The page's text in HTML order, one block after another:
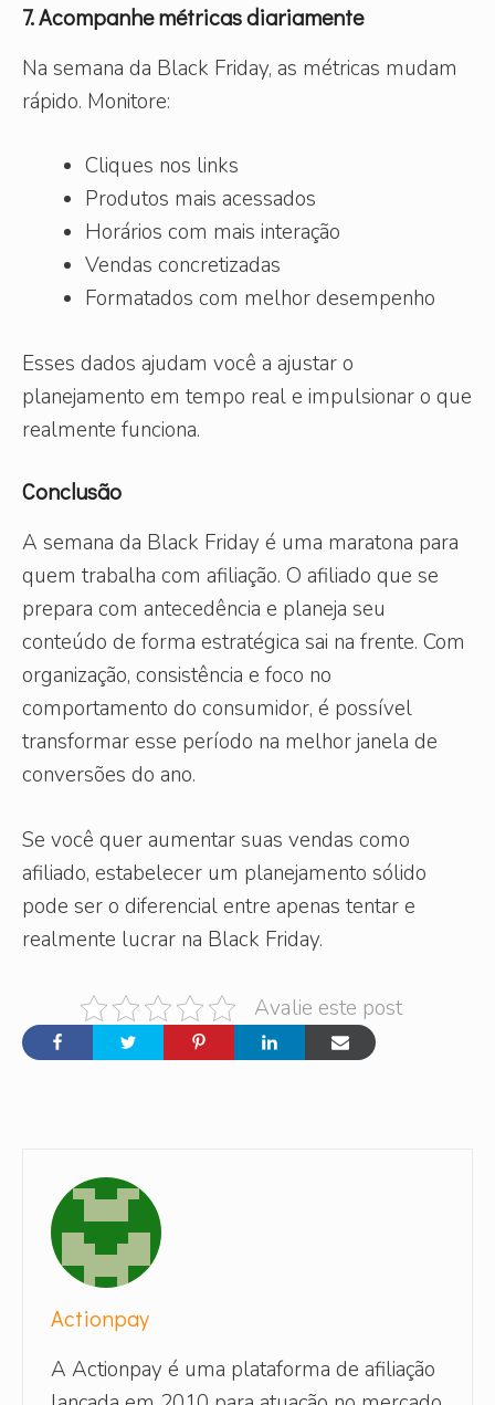
7. Acompanhe métricas diariamente
Na semana da Black Friday, as métricas mudam
rápido. Monitore:
Cliques nos links
Produtos mais acessados
Horários com mais interação
Vendas concretizadas
Formatados com melhor desempenho
Esses dados ajudam você a ajustar o
planejamento em tempo real e impulsionar o que
realmente funciona.
Conclusão
A semana da Black Friday é uma maratona para
quem trabalha com afiliação. O afiliado que se
prepara com antecedência e planeja seu
conteúdo de forma estratégica sai na frente. Com
organização, consistência e foco no
comportamento do consumidor, é possível
transformar esse período na melhor janela de
conversões do ano.
Se você quer aumentar suas vendas como
afiliado, estabelecer um planejamento sólido
pode ser o diferencial entre apenas tentar e
realmente lucrar na Black Friday.
Avalie este post
Actionpay
A Actionpay é uma plataforma de afiliação